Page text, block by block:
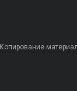
Копирование